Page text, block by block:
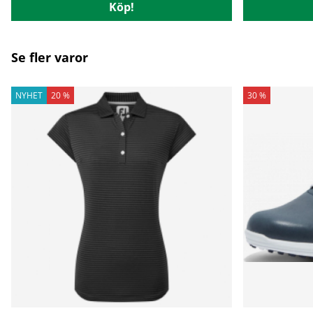
Köp!
Se fler varor
NYHET 20 % 30 %